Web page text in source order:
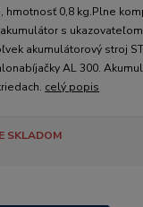
hmotnosť 0,8 kg.Plne
s
akumulátorový stroj
AL 300.
celý popis
SKLADOM